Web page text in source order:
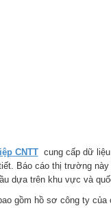
CNTTcung cấp dữ liệu
Báo cáo thị trường này
dựa trên khu vực và
gồm hồ sơ công ty